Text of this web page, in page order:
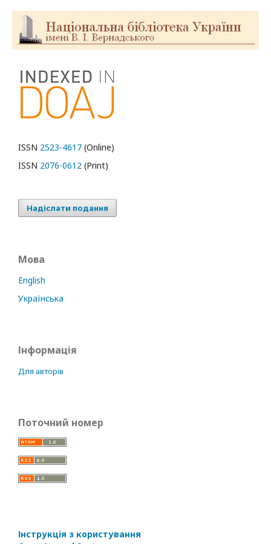
ISSN 2523-4617 (Online)
ISSN 2076-0612 (Print)
Надіслати подання
Мова
English
Українська
Інформація
Для авторів
Поточний номер
Інструкція з користування